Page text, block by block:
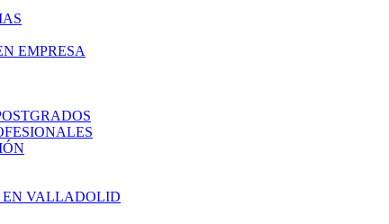
EMPRESA
EN VALLADOLID